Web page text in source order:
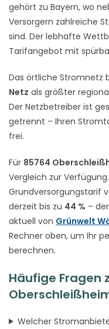
gehört zu Bayern, wo
Versorgern zahlreiche
sind. Der lebhafte
Tarifangebot mit
Das örtliche Stromnetz
Netz als größter
Der Netzbetreiber ist
getrennt – Ihren
frei.
Für 85764
Vergleich zur
Grundversorgungstarif
derzeit bis zu 44 % –
aktuell von Grünwelt
Rechner oben, um Ihr
berechnen.
Häufige Fragen
Welcher